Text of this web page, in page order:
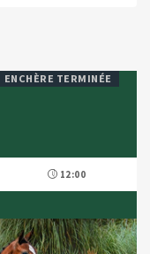
ENCHÈRE TERMINÉE
12:00